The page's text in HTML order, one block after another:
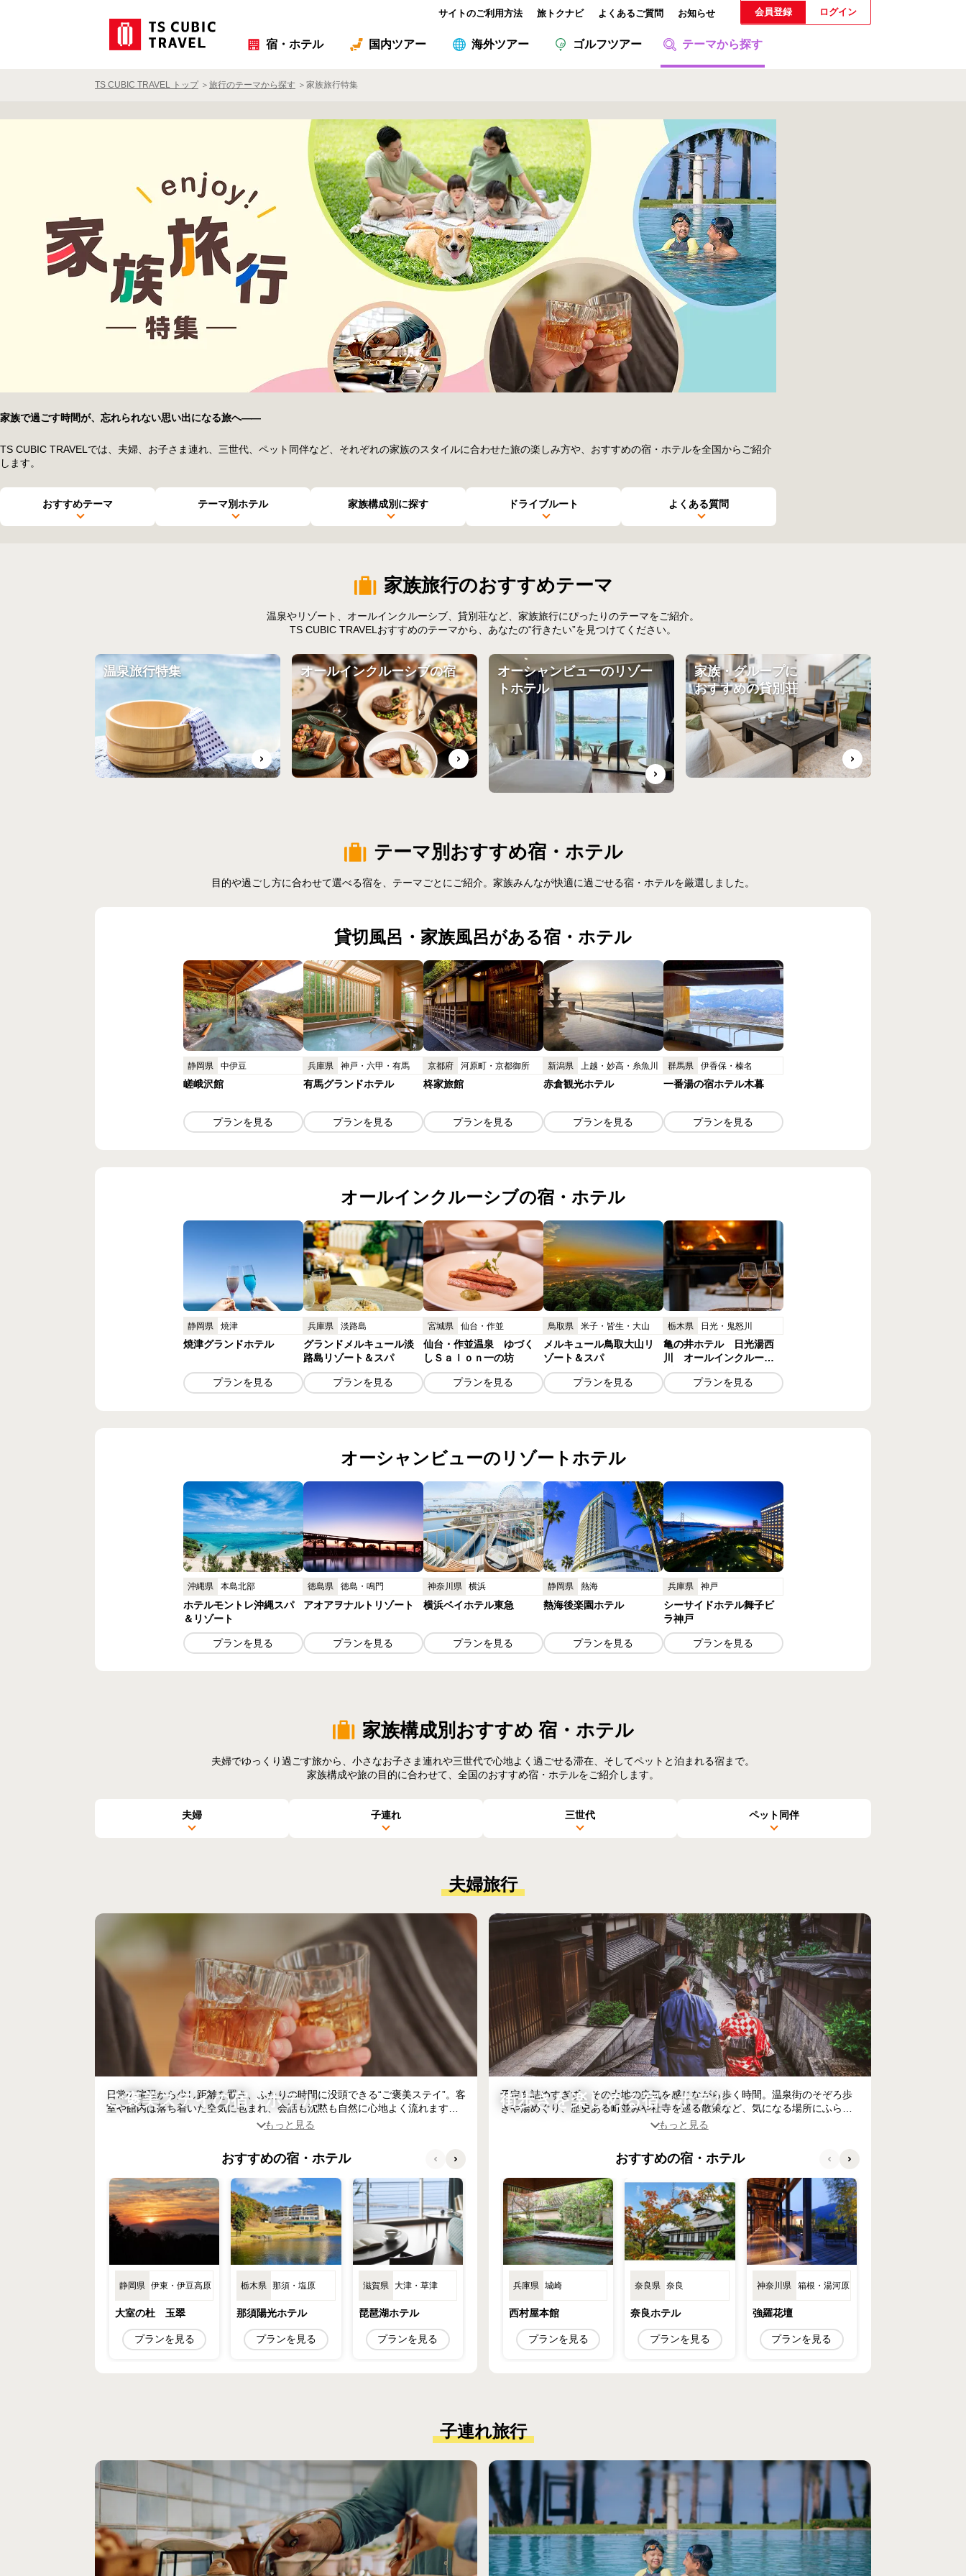
サイトのご利用方法 旅トクナビ よくあるご質問 お知らせ 会員登録 ログイン
宿・ホテル 国内ツアー 海外ツアー ゴルフツアー テーマから探す
TS CUBIC TRAVEL トップ 旅行のテーマから探す 家族旅行特集
家族で過ごす時間が、忘れられない思い出になる旅へ――
TS CUBIC TRAVELでは、夫婦、お子さま連れ、三世代、ペット同伴など、それぞれの家族のスタイルに合わせた旅の楽しみ方や、おすすめの宿・ホテルを全国からご紹介
します。
おすすめテーマ テーマ別ホテル 家族構成別に探す ドライブルート よくある質問
家族旅行のおすすめテーマ
温泉やリゾート、オールインクルーシブ、貸別荘など、家族旅行にぴったりのテーマをご紹介。
TS CUBIC TRAVELおすすめのテーマから、あなたの“行きたい”を見つけてください。
温泉旅行特集 オールインクルーシブの宿 オーシャンビューの リゾー
トホテル
家族・グループに
おすすめの貸別荘
テーマ別おすすめ宿・ホテル
目的や過ごし方に合わせて選べる宿を、テーマごとにご紹介。家族みんなが快適に過ごせる宿・ホテルを厳選しました。
貸切風呂・家族風呂がある宿・ホテル
静岡県 中伊豆
嵯峨沢館
プランを見る
兵庫県 神戸・六甲・有馬
有馬グランドホテル
プランを見る
京都府 河原町・京都御所
柊家旅館
プランを見る
新潟県 上越・妙高・糸魚川
赤倉観光ホテル
プランを見る
群馬県 伊香保・榛名
一番湯の宿ホテル木暮
プランを見る
オールインクルーシブの宿・ホテル
静岡県 焼津
焼津グランドホテル
プランを見る
兵庫県 淡路島
グランドメルキュール淡
路島リゾート＆スパ
プランを見る
宮城県 仙台・作並
仙台・作並温泉 ゆづく
しＳａｌｏｎ一の坊
プランを見る
鳥取県 米子・皆生・大山
メルキュール鳥取大山リ
ゾート＆スパ
プランを見る
栃木県 日光・鬼怒川
亀の井ホテル 日光湯西
川 オールインクルーシ
ブホテル
プランを見る
オーシャンビューの リゾートホテル
沖縄県 本島北部
ホテルモントレ沖縄スパ
＆リゾート
プランを見る
徳島県 徳島・鳴門
アオアヲナルトリゾート
プランを見る
神奈川県 横浜
横浜ベイホテル東急
プランを見る
静岡県 熱海
熱海後楽園ホテル
プランを見る
兵庫県 神戸
シーサイドホテル舞子ビ
ラ神戸
プランを見る
家族構成別おすすめ 宿・ホテル
夫婦でゆっくり過ごす旅から、小さなお子さま連れや三世代で心地よく過ごせる滞在、そしてペットと泊まれる宿まで。
家族構成や旅の目的に合わせて、全国のおすすめ宿・ホテルをご紹介します。
夫婦 子連れ 三世代 ペット同伴
夫婦旅行
ご褒美ステイの宿・ホテル
日常の喧騒から少し距離を置き、ふたりの時間に没頭できる“ご褒美ステイ”。客
室や館内は落ち着いた空気に包まれ、会話も沈黙も自然に心地よく流れます。
むひととき。自分たちらしいペースで「何もしない贅沢」を叶えられる、とっ
ておきの宿をご紹介します。おすすめの宿・ホテル
静岡県 伊東・伊豆高原
大室の杜 玉翠
プランを見る
栃木県 那須・塩原
那須陽光ホテル
プランを見る
滋賀県 大津・草津
琵琶湖ホテル
プランを見る
知多半島
源氏香
プランを見る
松島・塩竈・気
仙沼
松島佐勘松庵
プランを見る
街歩きを楽しめる宿・ホテル
予定を詰めすぎず、その土地の空気を感じながら歩く時間。温泉街のそぞろ歩
きや湯めぐり、歴史ある町並みや社寺を巡る散策など、気になる場所にふらり
と立ち寄るひとときが旅の思い出になります。
街の風情を味わった後は、宿でゆったりくつろいで余韻に浸る。歩く楽しさと
滞在の心地よさ、その両方を欲張れる宿・ホテルを厳選してご紹介します。
おすすめの宿・ホテル
兵庫県 城崎
西村屋本館
プランを見る
奈良県 奈良
奈良ホテル
プランを見る
神奈川県 箱根・湯河原
強羅花壇
プランを見る
子連れ旅行